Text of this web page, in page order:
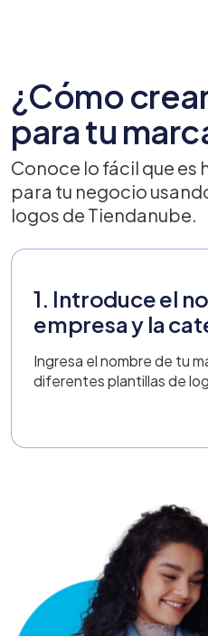
¿Cómo
para tu
Conoce lo fácil que es
para tu negocio
logos de Tiendanube.
1. Introduce el
empresa y la
Ingresa el nombre de tu
diferentes plantillas de